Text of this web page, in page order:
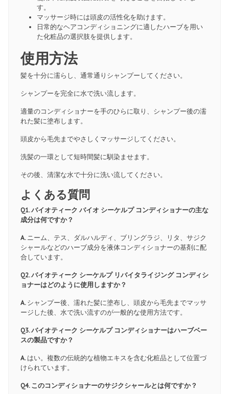
す。
マッサージ時には頭皮の活性化を助けます。
日常的なヘアコンディショニングに適したハーブを用い
た化粧品の選択肢を提供します。
使用方法
髪を十分に濡らし、通常通りシャンプーしてください。
シャンプーを完全に水で洗い流します。
適量のコンディショナーを手のひらに取り、シャンプー後の濡
れた髪に塗布します。
頭皮から毛先までやさしくマッサージしてください。
洗髪の一環として短時間髪に馴染ませます。
その後、清潔な水で十分に洗い流してください。
よくある質問
Q1. バイオティーク バイオ シーケルプ コンディショナーの主な
成分は何ですか？
A.ニーム、テス、ダルハルディ、ブリングラジ、リタ、サジク
シャールなどのハーブ成分を液体コンディショナーの基剤に配
合しています。
Q2. バイオティーク シーケルプ リバイタライジング コンディシ
ョナーはどのように使用しますか？
A.シャンプー後、濡れた髪に塗布し、頭皮から毛先までマッサ
ージした後、水で洗い流すのが一般的な使用方法です。
Q3. バイオティーク シーケルプ コンディショナーはハーブベー
スの製品ですか？
A.はい。複数の伝統的な植物エキスを含む化粧品として位置づ
けられています。
Q4. このコンディショナーのサジクシャールとは何ですか？